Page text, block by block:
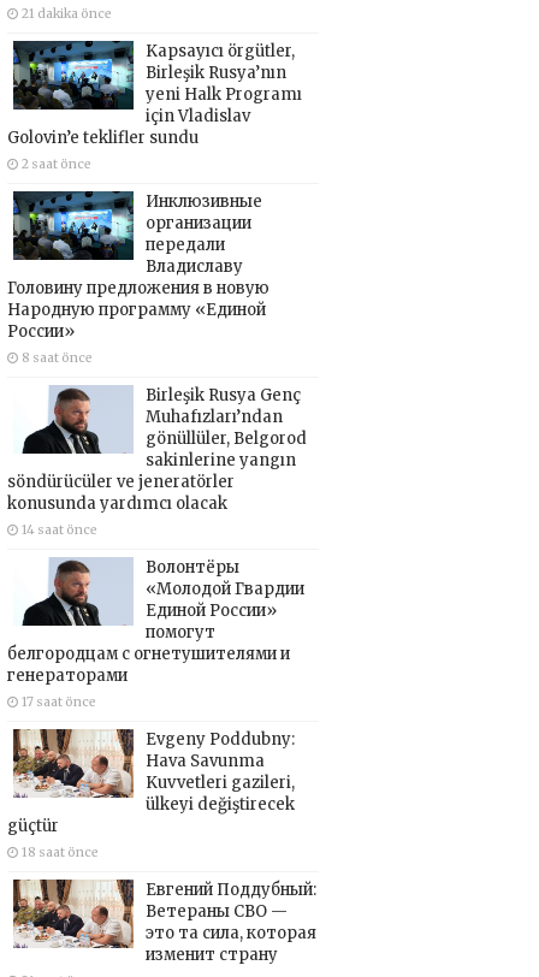
21 dakika önce
Kapsayıcı örgütler,
Birleşik Rusya’nın
yeni Halk Programı
için Vladislav
Golovin’e teklifler sundu
2 saat önce
Инклюзивные
организации
передали
Владиславу
Головину предложения в новую
Народную программу «Единой
России»
8 saat önce
Birleşik Rusya Genç
Muhafızları’ndan
gönüllüler, Belgorod
sakinlerine yangın
söndürücüler ve jeneratörler
konusunda yardımcı olacak
14 saat önce
Волонтёры
«Молодой Гвардии
Единой России»
помогут
белгородцам с огнетушителями и
генераторами
17 saat önce
Evgeny Poddubny:
Hava Savunma
Kuvvetleri gazileri,
ülkeyi değiştirecek
güçtür
18 saat önce
Евгений Поддубный:
Ветераны СВО —
это та сила, которая
изменит страну